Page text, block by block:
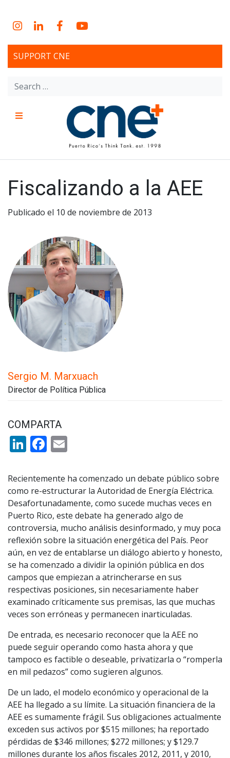
contentInstagram
LinkedInFacebookYouTube
SUPPORT CNE
Search
CNE – Centro Para Una
Nueva Economía – Center
for a New Economy
Non-profit, economic research and policy development
Fiscalizando a la AEE
Publicado el 10 de noviembre de 2013
Sergio M. Marxuach
Director de Política Pública
COMPARTA
LinkedIn
Facebook
Recientemente ha comenzado un debate público sobre
como re-estructurar la Autoridad de Energía Eléctrica.
Desafortunadamente, como sucede muchas veces en
Puerto Rico, este debate ha generado algo de
controversia, mucho análisis desinformado, y muy poca
reflexión sobre la situación energética del País. Peor
aún, en vez de entablarse un diálogo abierto y honesto,
se ha comenzado a dividir la opinión pública en dos
campos que empiezan a atrincherarse en sus
respectivas posiciones, sin necesariamente haber
examinado críticamente sus premisas, las que muchas
veces son erróneas y permanecen inarticuladas.
De entrada, es necesario reconocer que la AEE no
puede seguir operando como hasta ahora y que
tampoco es factible o deseable, privatizarla o “romperla
en mil pedazos” como sugieren algunos.
De un lado, el modelo económico y operacional de la
AEE ha llegado a su límite. La situación financiera de la
AEE es sumamente frágil. Sus obligaciones actualmente
exceden sus activos por $515 millones; ha reportado
pérdidas de $346 millones; $272 millones; y $129.7
millones durante los años fiscales 2012, 2011, y 2010,